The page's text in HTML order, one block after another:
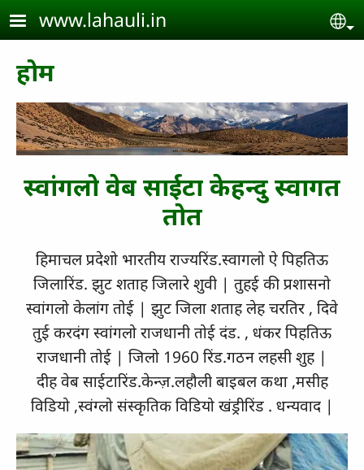
Skip to main content
www.lahauli.in
होम
स्वांगलो वेब साईटा केहन्दु स्वागत
तोत
हिमाचल प्रदेशो भारतीय राज्यरिंड.स्वागलो ऐ पिहतिऊ
जिलारिंड. झुट शताह जिलारे शुवी | तुहई की प्रशासनो
स्वांगलो केलांग तोई | झुट जिला शताह लेह चरतिर , दिवे
तुई करदंग स्वांगलो राजधानी तोई दंड. , धंकर पिहतिऊ
राजधानी तोई | जिलो 1960 रिंड.गठन लहसी शुह |
दीह वेब साईटारिंड.केन्ज़.लहौली बाइबल कथा ,मसीह
विडियो ,स्वंग्लो संस्कृतिक विडियो खंड्रीरिंड . धन्यवाद |